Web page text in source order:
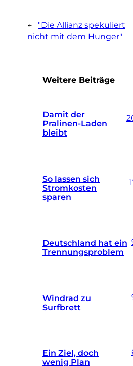
←
"Die Allianz spekuliert
nicht mit dem Hunger"
Weitere Beiträge
Damit der
Pralinen-Laden
bleibt
So lassen sich
Stromkosten
sparen
Deutschland hat ein
Trennungsproblem
Windrad zu
Surfbrett
Ein Ziel, doch
wenig Plan